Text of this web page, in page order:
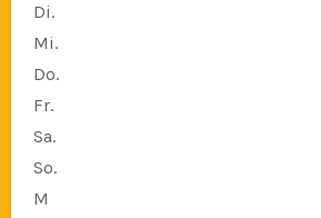
Di.
Mi.
Do.
Fr.
Sa.
So.
M